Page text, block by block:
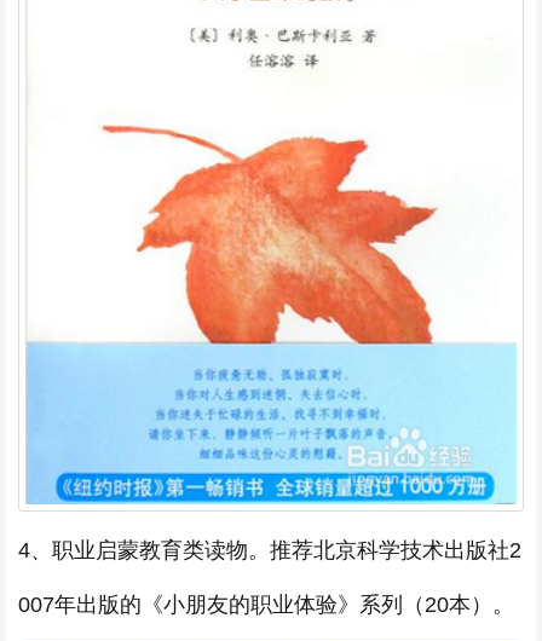
4、职业启蒙教育类读物。推荐北京科学技术出版社2
007年出版的《小朋友的职业体验》系列（20本）。